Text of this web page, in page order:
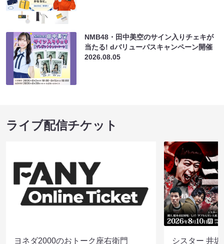
NMB48・田中美空のサイン入りチェキが
当たる! dバリューパスキャンペーン開催
2026.08.05
ライブ配信チケット
ヨネダ2000のおトーク座右衛門
シスター 井